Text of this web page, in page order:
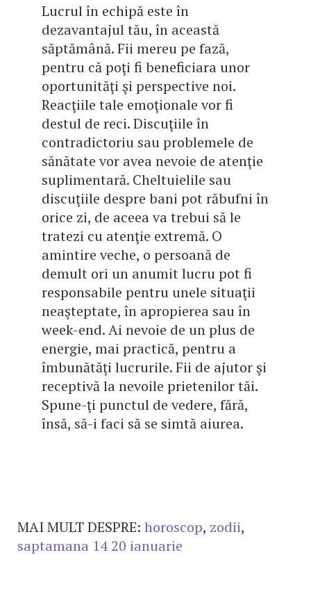
Lucrul în echipă este în
dezavantajul tău, în această
săptămână. Fii mereu pe fază,
pentru că poţi fi beneficiara unor
oportunităţi şi perspective noi.
Reacţiile tale emoţionale vor fi
destul de reci. Discuţiile în
contradictoriu sau problemele de
sănătate vor avea nevoie de atenţie
suplimentară. Cheltuielile sau
discuţiile despre bani pot răbufni în
orice zi, de aceea va trebui să le
tratezi cu atenţie extremă. O
amintire veche, o persoană de
demult ori un anumit lucru pot fi
responsabile pentru unele situaţii
neaşteptate, în apropierea sau în
week-end. Ai nevoie de un plus de
energie, mai practică, pentru a
îmbunătăţi lucrurile. Fii de ajutor şi
receptivă la nevoile prietenilor tăi.
Spune-ţi punctul de vedere, fără,
însă, să-i faci să se simtă aiurea.
MAI MULT DESPRE: horoscop, zodii,
saptamana 14 20 ianuarie